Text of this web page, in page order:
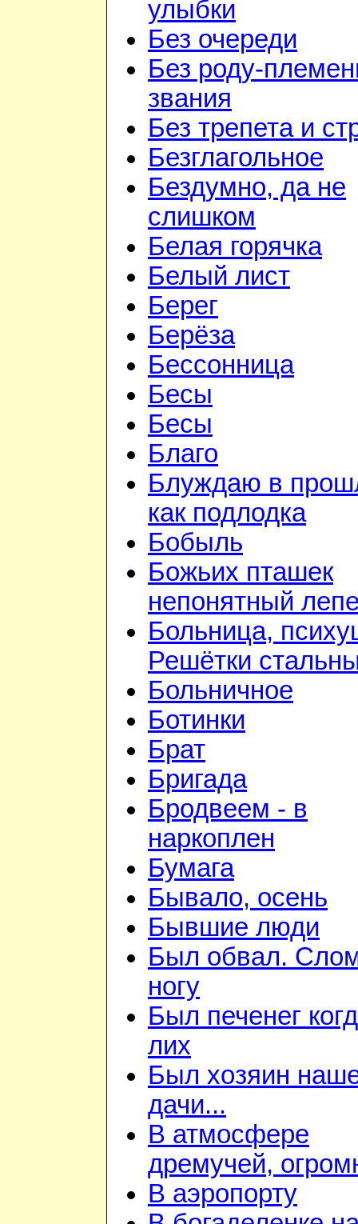
улыбки
Без очереди
Без роду-
звания
Без трепета и
Безглагольное
Бездумно, да не
слишком
Белая горячка
Белый лист
Берег
Берёза
Бессонница
Бесы
Бесы
Благо
Блуждаю в
как подлодка
Бобыль
Божьих пташек
непонятный
Больница,
Решётки
Больничное
Ботинки
Брат
Бригада
Бродвеем - в
наркоплен
Бумага
Бывало, осень
Бывшие люди
Был обвал.
ногу
Был печенег
лих
Был хозяин
дачи...
В атмосфере
дремучей,
В аэропорту